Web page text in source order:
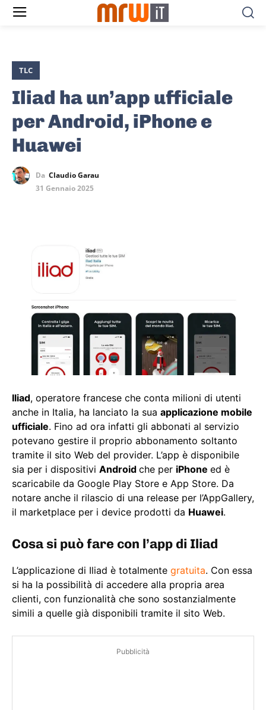
TLC
Iliad ha un’app ufficiale
per Android, iPhone e
Huawei
Da Claudio Garau
31 Gennaio 2025
Iliad, operatore francese che conta milioni di utenti
anche in Italia, ha lanciato la sua applicazione mobile
ufficiale. Fino ad ora infatti gli abbonati al servizio
potevano gestire il proprio abbonamento soltanto
tramite il sito Web del provider. L’app è disponibile
sia per i dispositivi Android che per iPhone ed è
scaricabile da Google Play Store e App Store. Da
notare anche il rilascio di una release per l’AppGallery,
il marketplace per i device prodotti da Huawei.
Cosa si può fare con l’app di Iliad
L’applicazione di Iliad è totalmente gratuita. Con essa
si ha la possibilità di accedere alla propria area
clienti, con funzionalità che sono sostanzialmente
simili a quelle già disponibili tramite il sito Web.
Pubblicità